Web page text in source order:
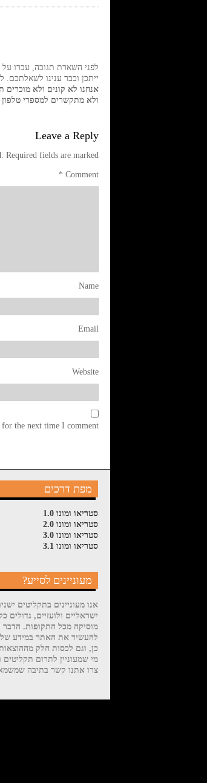
לפני השארת תגובה, עברו על
ייתכן וכבר ענינו לשאלתכם.
אנחנו לא קונים ולא מוכרים
ולא מתקשרים למספרי
Leave a Reply
Required fields are marked
Comment
*
Name
Email
Website
the next time I comment.
מפת דרכים
סטריאו ומונו 1.0
סטריאו ומונו 2.0
סטריאו ומונו 3.0
סטריאו ומונו 3.1
מעוניינים לסייע?
אנו מעוניינים בתקליטים
ישראליים ולועזיים, גדולים
מוסיקה מכל התקופות. הדבר
להעשיר את האתר במידע
כן, וגם לכסות חלק
מי שמעוניין לתרום תקליטים
צרו אתנו קשר בתיבה